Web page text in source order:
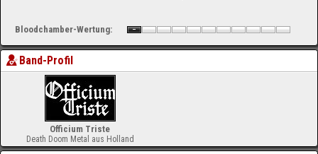
Bloodchamber-Wertung:
Band-Profil
Officium Triste
Death Doom Metal aus Holland